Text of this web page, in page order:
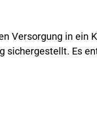
Versorgung in ein
sichergestellt. Es